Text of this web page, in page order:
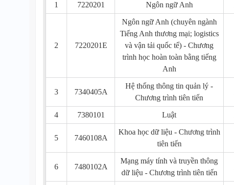
1 7220201 Ngôn ngữ Anh
2 7220201E
Ngôn ngữ Anh (chuyên ngành
Tiếng Anh thương mại; logistics
và vận tải quốc tế) - Chương
trình học hoàn toàn bằng tiếng
Anh
3 7340405A
Hệ thống thông tin quản lý -
Chương trình tiên tiến
4 7380101 Luật
5 7460108A
Khoa học dữ liệu - Chương trình
tiên tiến
6 7480102A
Mạng máy tính và truyền thông
dữ liệu - Chương trình tiên tiến